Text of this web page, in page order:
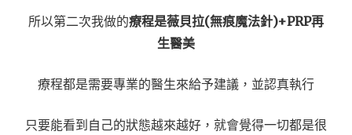
所以第二次我做的療程是薇貝拉(無痕魔法針)+PRP再
生醫美
療程都是需要專業的醫生來給予建議，並認真執行
只要能看到自己的狀態越來越好，就會覺得一切都是很